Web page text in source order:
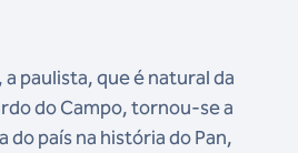
paulista, que é natural da
do Campo, tornou-se a
país na história do Pan,